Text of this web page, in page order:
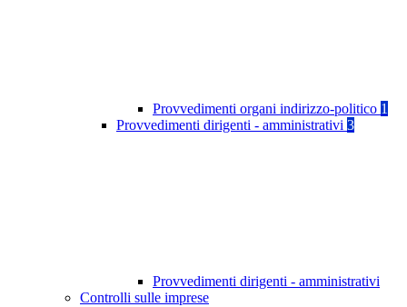
Provvedimenti organi indirizzo-politico 1
Provvedimenti dirigenti - amministrativi 3
Provvedimenti dirigenti - amministrativi
Controlli sulle imprese